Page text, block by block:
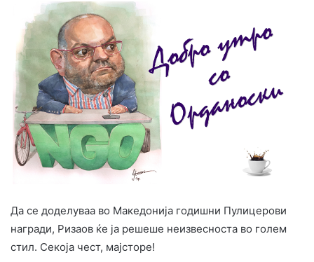
Да се доделуваа во Македонија годишни Пулицерови
награди, Ризаов ќе ја решеше неизвесноста во голем
стил. Секоја чест, мајсторе!